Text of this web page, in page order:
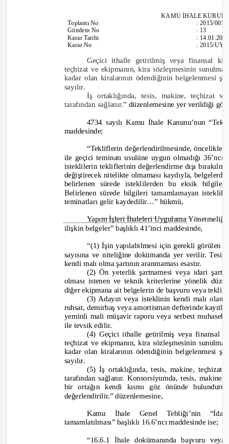
KAMU İHALE
ToplantıNo
Gündem No
Karar Tarihi
Karar No
:2015/005
: 13
:
:2015/
Geçici ithalle getirilmiş veya finansal
teçhizat ve ekipmanın, kira sözleşmesinin
kadar olan kiralarının ödendiğinin belgelenmesi
sayılır.
İş ortaklığında, tesis, makine, teçhizat
tarafından sağlanır.” düzenlemesine yer verildiği
4734 sayılı Kamu İhale Kanunu’nun “
maddesinde;
“Tekliflerin değerlendirilmesinde,
ile geçici teminatı usulüne uygun olmadığı
isteklilerin tekliflerinin değerlendirme dışı
değiştirecek nitelikte olmaması kaydıyla,
belirlenen sürede isteklilerden bu eksik
Belirlenen sürede bilgileri tamamlamayan
teminatları gelir kaydedilir…” hükmü,
Yapım İşleri İhaleleri Uygulama
ilişkin belgeler” başlıklı 41’inci maddesinde,
“(1) İşin yapılabilmesi için gerekli görülen
sayısına ve niteliğine dokümanda yer verilir.
kendi malı olma şartının aranmaması esastır.
(2) Ön yeterlik şartnamesi veya idari
olması istenen ve teknik kriterlerine yönelik
diğer ekipmana ait belgelerin de başvuru veya teklif
(3) Adayın veya isteklinin kendi malı
ruhsat, demirbaş veya amortisman defterinde
yeminli mali müşavir raporu veya serbest
ile tevsik edilir.
(4) Geçici ithalle getirilmiş veya finansal
teçhizat ve ekipmanın, kira sözleşmesinin
kadar olan kiralarının ödendiğinin belgelenmesi
sayılır.
(5) İş ortaklığında, tesis, makine,
tarafından sağlanır. Konsorsiyumda, tesis,
bir ortağın kendi kısmı göz önünde
değerlendirilir.”düzenlemesine,
Kamu İhale Genel Tebliği’nin
tamamlatılması” başlıklı 16.6’ncı maddesinde ise;
“16.6.1 İhale dokümanında başvuru